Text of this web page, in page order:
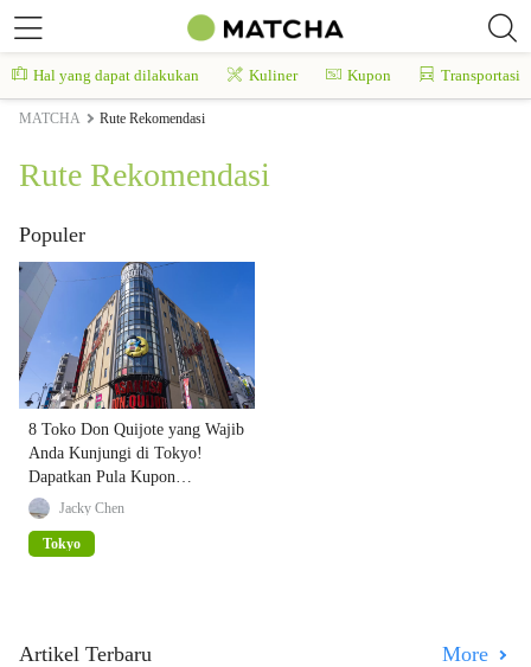
Hal yang dapat dilakukan Kuliner Kupon Transportasi
MATCHA Rute Rekomendasi
Rute Rekomendasi
Populer
8 Toko Don Quijote yang Wajib
Anda Kunjungi di Tokyo!
Dapatkan Pula Kupon
Diskonnya!
Jacky Chen
Tokyo
Artikel Terbaru More